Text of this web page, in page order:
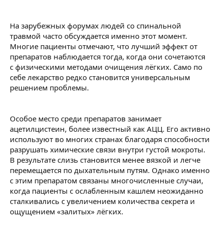
На зарубежных форумах людей со спинальной
травмой часто обсуждается именно этот момент.
Многие пациенты отмечают, что лучший эффект от
препаратов наблюдается тогда, когда они сочетаются
с физическими методами очищения лёгких. Само по
себе лекарство редко становится универсальным
решением проблемы.
Особое место среди препаратов занимает
ацетилцистеин, более известный как АЦЦ. Его активно
используют во многих странах благодаря способности
разрушать химические связи внутри густой мокроты.
В результате слизь становится менее вязкой и легче
перемещается по дыхательным путям. Однако именно
с этим препаратом связаны многочисленные случаи,
когда пациенты с ослабленным кашлем неожиданно
сталкивались с увеличением количества секрета и
ощущением «залитых» лёгких.